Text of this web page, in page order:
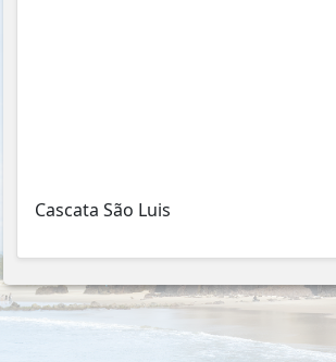
Cascata São Luis